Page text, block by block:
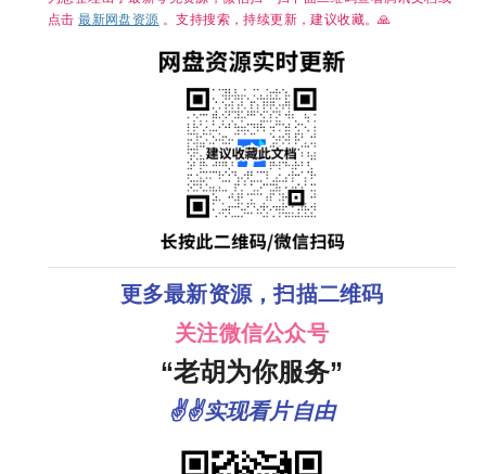
点击最新网盘资源 。支持搜索，持续更新，建议收藏。🙏
更多最新资源，扫描二维码
关注微信公众号
“老胡为你服务”
✌✌实现看片自由